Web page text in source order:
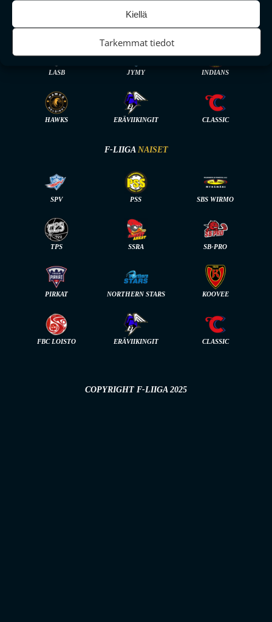
Kiellä
Tarkemmat tiedot
LASB JYMY INDIANS
HAWKS ERÄVIIKINGIT CLASSIC
F-LIIGA NAISET
SPV PSS SBS WIRMO
TPS SSRA SB-PRO
PIRKAT NORTHERN STARS KOOVEE
FBC LOISTO ERÄVIIKINGIT CLASSIC
COPYRIGHT F-LIIGA 2025